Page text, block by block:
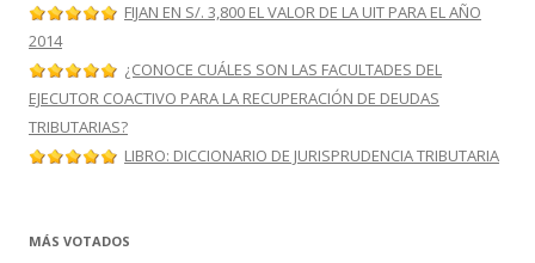
FIJAN EN S/. 3,800 EL VALOR DE LA UIT PARA EL AÑO
2014
¿CONOCE CUÁLES SON LAS FACULTADES DEL
EJECUTOR COACTIVO PARA LA RECUPERACIÓN DE DEUDAS
TRIBUTARIAS?
LIBRO: DICCIONARIO DE JURISPRUDENCIA TRIBUTARIA
MÁS VOTADOS